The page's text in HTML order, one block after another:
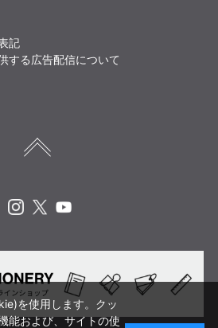
記
する広告配信について
を使用します。クッ
能および、サイトの使